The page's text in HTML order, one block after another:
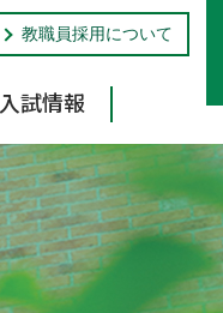
教職員採用について
入試情報